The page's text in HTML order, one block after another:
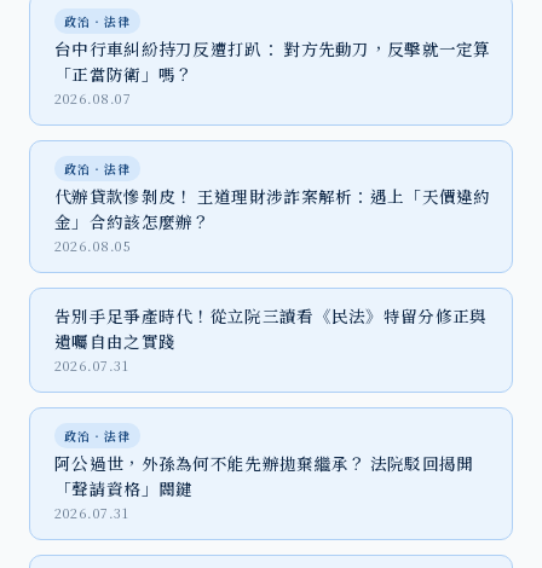
政治‧法律
台中行車糾紛持刀反遭打趴： 對方先動刀，反擊就一定算
「正當防衛」嗎？
2026.08.07
政治‧法律
代辦貸款慘剝皮！ 王道理財涉詐案解析：遇上「天價違約
金」合約該怎麼辦？
2026.08.05
告別手足爭產時代！從立院三讀看《民法》特留分修正與
遺囑自由之實踐
2026.07.31
政治‧法律
阿公過世，外孫為何不能先辦拋棄繼承？ 法院駁回揭開
「聲請資格」關鍵
2026.07.31